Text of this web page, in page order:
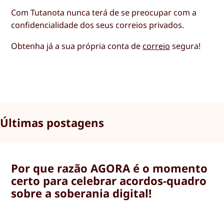
Com Tutanota nunca terá de se preocupar com a
confidencialidade dos seus correios privados.
Obtenha já a sua própria conta de correio segura!
Últimas postagens
Por que razão AGORA é o momento
certo para celebrar acordos-quadro
sobre a soberania digital!